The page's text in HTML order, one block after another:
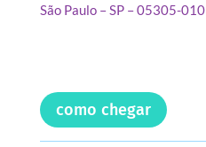
São Paulo – SP – 05305-010
como chegar